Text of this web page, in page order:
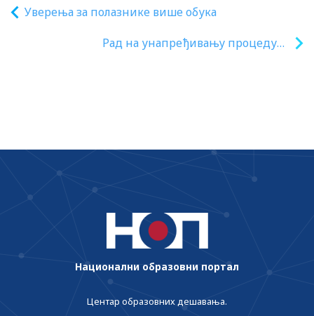
Уверења за полазнике више обука
Рад на унапређивању процедура
Национални образовни портал
Центар образовних дешавања.